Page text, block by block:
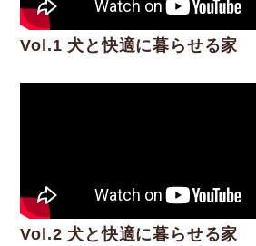
Vol.1 犬と快適に暮らせる家
Vol.2 犬と快適に暮らせる家